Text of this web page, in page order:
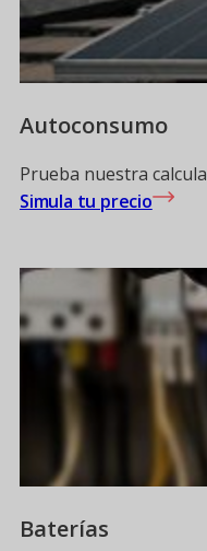
Autoconsumo
Prueba nuestra
Simula tu precio
Baterías